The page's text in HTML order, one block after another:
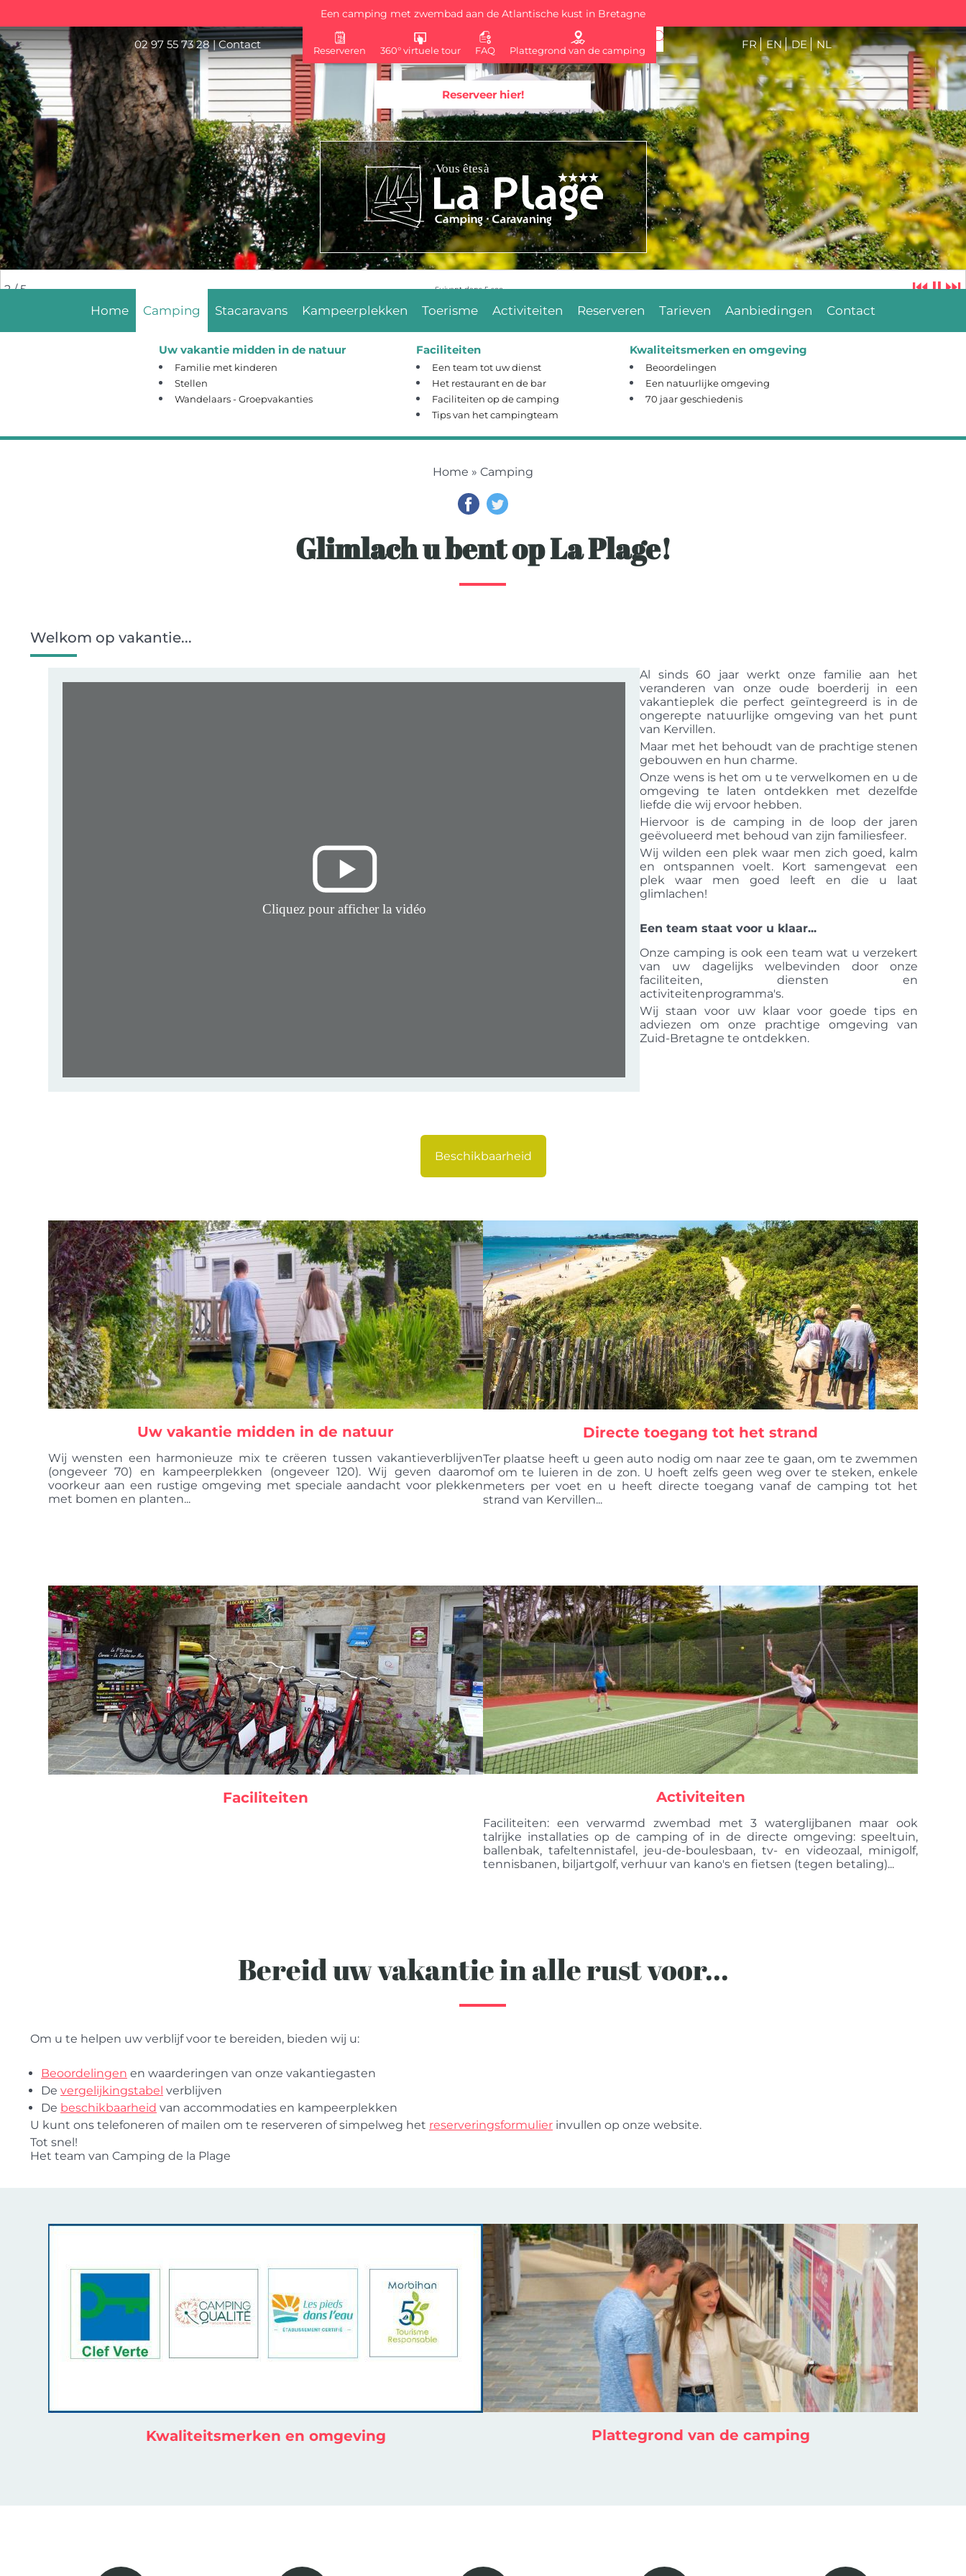
Een camping met zwembad aan de Atlantische kust in Bretagne
02 97 55 73 28|Contact FR EN DE NL
Reserveren 360° virtuele tour FAQ Plattegrond van de camping
Reserveer hier!
2/ 5 Suivant dans4sec. ⏮⏸⏭
Home Camping Stacaravans Kampeerplekken Toerisme Activiteiten Reserveren Tarieven Aanbiedingen Contact
Uw vakantie midden in de natuur
Familie met kinderen
Stellen
Wandelaars - Groepvakanties
Faciliteiten
Een team tot uw dienst
Het restaurant en de bar
Faciliteiten op de camping
Tips van het campingteam
Kwaliteitsmerken en omgeving
Beoordelingen
Een natuurlijke omgeving
70 jaar geschiedenis
Home » Camping
Glimlach u bent op La Plage!
Welkom op vakantie...
Al sinds 60 jaar werkt onze familie aan het
veranderen van onze oude boerderij in een
vakantieplek die perfect geïntegreerd is in de
ongerepte natuurlijke omgeving van het punt
van Kervillen.
Maar met het behoudt van de prachtige stenen
gebouwen en hun charme.
Onze wens is het om u te verwelkomen en u de
omgeving te laten ontdekken met dezelfde
liefde die wij ervoor hebben.
Hiervoor is de camping in de loop der jaren
geëvolueerd met behoud van zijn familiesfeer.
Wij wilden een plek waar men zich goed, kalm
en ontspannen voelt. Kort samengevat een
plek waar men goed leeft en die u laat
glimlachen!
Een team staat voor u klaar...
Onze camping is ook een team wat u verzekert
van uw dagelijks welbevinden door onze
faciliteiten, diensten en
activiteitenprogramma's.
Wij staan voor uw klaar voor goede tips en
adviezen om onze prachtige omgeving van
Zuid-Bretagne te ontdekken.
Beschikbaarheid
Uw vakantie midden in de natuur
Wij wensten een harmonieuze mix te crëeren tussen vakantieverblijven
(ongeveer 70) en kampeerplekken (ongeveer 120). Wij geven daarom
voorkeur aan een rustige omgeving met speciale aandacht voor plekken
met bomen en planten...
Directe toegang tot het strand
Ter plaatse heeft u geen auto nodig om naar zee te gaan, om te zwemmen
of om te luieren in de zon. U hoeft zelfs geen weg over te steken, enkele
meters per voet en u heeft directe toegang vanaf de camping tot het
strand van Kervillen...
Faciliteiten Activiteiten
Faciliteiten: een verwarmd zwembad met 3 waterglijbanen maar ook
talrijke installaties op de camping of in de directe omgeving: speeltuin,
ballenbak, tafeltennistafel, jeu-de-boulesbaan, tv- en videozaal, minigolf,
tennisbanen, biljartgolf, verhuur van kano's en fietsen (tegen betaling)...
Bereid uw vakantie in alle rust voor...
Om u te helpen uw verblijf voor te bereiden, bieden wij u:
Beoordelingen en waarderingen van onze vakantiegasten
De vergelijkingstabel verblijven
De beschikbaarheid van accommodaties en kampeerplekken
U kunt ons telefoneren of mailen om te reserveren of simpelweg het reserveringsformulier invullen op onze website.
Tot snel!
Het team van Camping de la Plage
Kwaliteitsmerken en omgeving Plattegrond van de camping